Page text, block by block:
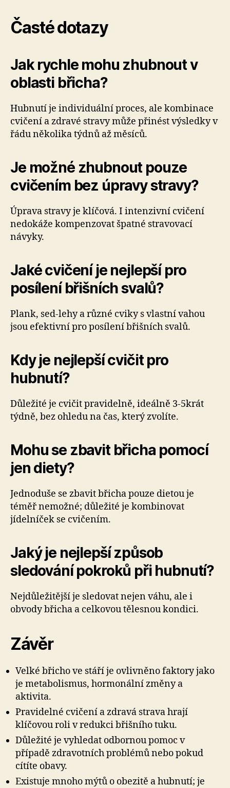
Časté dotazy
Jak rychle mohu zhubnout v
oblasti břicha?
Hubnutí je individuální proces, ale kombinace
cvičení a zdravé stravy může přinést výsledky v
řádu několika týdnů až měsíců.
Je možné zhubnout pouze
cvičením bez úpravy stravy?
Úprava stravy je klíčová. I intenzivní cvičení
nedokáže kompenzovat špatné stravovací
návyky.
Jaké cvičení je nejlepší pro
posílení břišních svalů?
Plank, sed-lehy a různé cviky s vlastní vahou
jsou efektivní pro posílení břišních svalů.
Kdy je nejlepší cvičit pro
hubnutí?
Důležité je cvičit pravidelně, ideálně 3-5krát
týdně, bez ohledu na čas, který zvolíte.
Mohu se zbavit břicha pomocí
jen diety?
Jednoduše se zbavit břicha pouze dietou je
téměř nemožné; důležité je kombinovat
jídelníček se cvičením.
Jaký je nejlepší způsob
sledování pokroků při hubnutí?
Nejdůležitější je sledovat nejen váhu, ale i
obvody břicha a celkovou tělesnou kondici.
Závěr
Velké břicho ve stáří je ovlivněno faktory jako
je metabolismus, hormonální změny a
aktivita.
Pravidelné cvičení a zdravá strava hrají
klíčovou roli v redukci břišního tuku.
Důležité je vyhledat odbornou pomoc v
případě zdravotních problémů nebo pokud
cítíte obavy.
Existuje mnoho mýtů o obezitě a hubnutí; je